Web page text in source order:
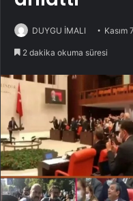
DUYGU İMALI Kasım
2 dakika okuma süresi